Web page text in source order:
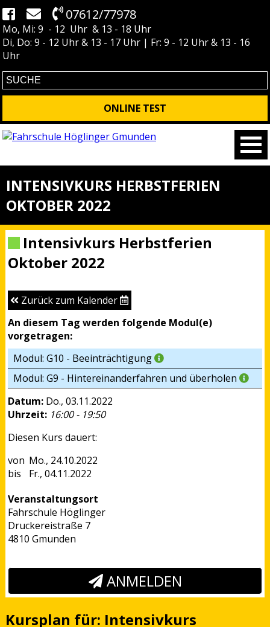
07612/77978
Mo, Mi: 9 - 12 Uhr & 13 - 18 Uhr
Di, Do: 9 - 12 Uhr & 13 - 17 Uhr | Fr: 9 - 12 Uhr & 13 - 16
Uhr
ONLINE TEST
INTENSIVKURS HERBSTFERIEN
OKTOBER 2022
Intensivkurs Herbstferien
Oktober 2022
Zurück zum Kalender
An diesem Tag werden folgende Modul(e)
vorgetragen:
Modul: G10 - Beeinträchtigung
Modul: G9 - Hintereinanderfahren und überholen
Datum: Do., 03.11.2022
Uhrzeit: 16:00 - 19:50
Diesen Kurs dauert:
Mo., 24.10.2022
Fr., 04.11.2022
Veranstaltungsort
Fahrschule Höglinger
Druckereistraße 7
4810 Gmunden
ANMELDEN
Kursplan für: Intensivkurs